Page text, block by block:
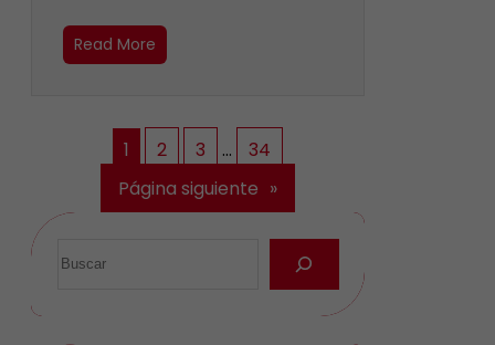
Read More
1 2 3 …
34
Página siguiente »